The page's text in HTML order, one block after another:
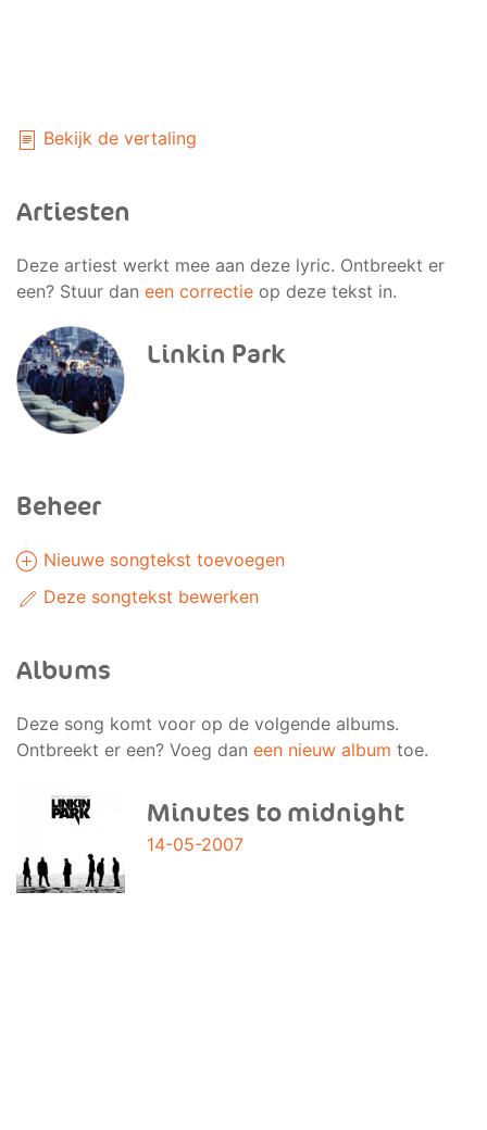
Bekijk de vertaling
Artiesten
Deze artiest werkt mee aan deze lyric. Ontbreekt er
een? Stuur dan een correctie op deze tekst in.
Linkin Park
Beheer
Nieuwe songtekst toevoegen
Deze songtekst bewerken
Albums
Deze song komt voor op de volgende albums.
Ontbreekt er een? Voeg dan een nieuw album toe.
Minutes to midnight
14-05-2007